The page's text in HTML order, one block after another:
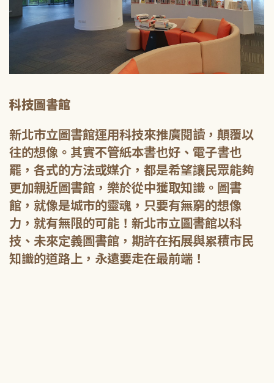
科技圖書館
新北市立圖書館運用科技來推廣閱讀，顛覆以
往的想像。其實不管紙本書也好、電子書也
罷，各式的方法或媒介，都是希望讓民眾能夠
更加親近圖書館，樂於從中獲取知識。圖書
館，就像是城市的靈魂，只要有無窮的想像
力，就有無限的可能！新北市立圖書館以科
技、未來定義圖書館，期許在拓展與累積市民
知識的道路上，永遠要走在最前端！